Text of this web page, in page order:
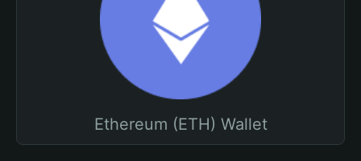
Ethereum (ETH) Wallet